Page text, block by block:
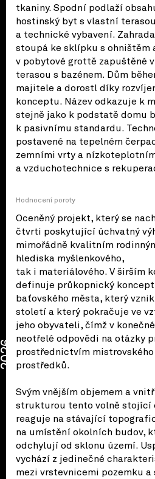
tkaniny. Spodní podlaží
hostinský byt s vlastní
a technické vybavení.
stoupá ke sklípku s ohništěm
v pobytové grottě zapuštěné
terasou s bazénem. Dům
majitele a dorostl díky
konceptu. Název odkazuje k
stejně jako k podstatě domu
k pasivnímu standardu.
postavené na tepelném
zemními vrty a
a vzduchotechnice s
Hodnocení poroty
Oceněný projekt, který se
čtvrti poskytující úchvatný
mimořádně kvalitním
hlediska myšlenkového,
tak i materiálového. V širším
definuje průkopnický
baťovského města, který
století a který pokračuje ve
jeho obyvateli, čímž v
neotřelé odpovědi na otázky
prostřednictvím
prostředků.
Svým vnějším objemem a
strukturou tento volně stojící
reaguje na stávající
na umístění okolních budov,
odchylují od sklonu území.
vychází z jedinečné
mezi vrstevnicemi pozemku a
2026